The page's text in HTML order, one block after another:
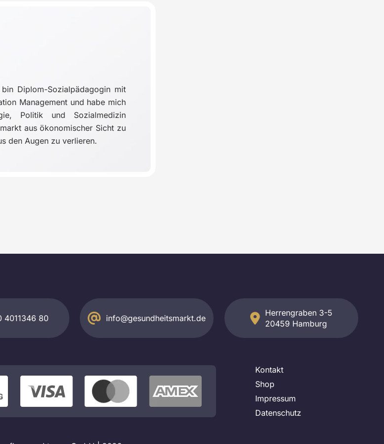
Diplom-Sozialpädagogin mit
Management und habe mich
Politik und Sozialmedizin
aus ökonomischer Sicht zu
den Augen zu verlieren.
4011346 80 info@gesundheitsmarkt.de
Herrengraben 3-5
20459 Hamburg
Kontakt
Shop
Impressum
Datenschutz